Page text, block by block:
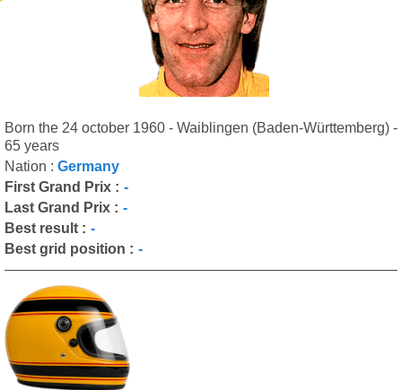
Born the 24 october 1960 - Waiblingen (Baden-Württemberg) -
65 years
Nation : Germany
First Grand Prix : -
Last Grand Prix : -
Best result : -
Best grid position : -